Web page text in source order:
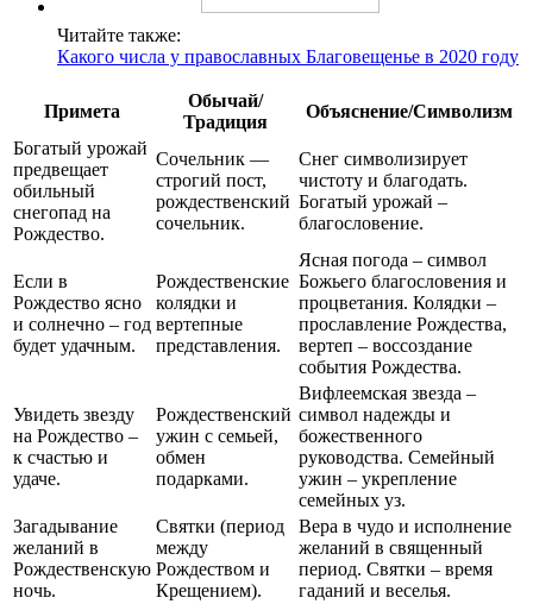
Читайте также:
Какого числа у православных Благовещенье в 2020 году
Примета
Обычай/
Традиция
Объяснение/Символизм
Богатый урожай
предвещает
обильный
снегопад на
Рождество.
Сочельник —
строгий пост,
рождественский
сочельник.
Снег символизирует
чистоту и благодать.
Богатый урожай –
благословение.
Если в
Рождество ясно
и солнечно – год
будет удачным.
Рождественские
колядки и
вертепные
представления.
Ясная погода – символ
Божьего благословения и
процветания. Колядки –
прославление Рождества,
вертеп – воссоздание
события Рождества.
Увидеть звезду
на Рождество –
к счастью и
удаче.
Рождественский
ужин с семьей,
обмен
подарками.
Вифлеемская звезда –
символ надежды и
божественного
руководства. Семейный
ужин – укрепление
семейных уз.
Загадывание
желаний в
Рождественскую
ночь.
Святки (период
между
Рождеством и
Крещением).
Вера в чудо и исполнение
желаний в священный
период. Святки – время
гаданий и веселья.